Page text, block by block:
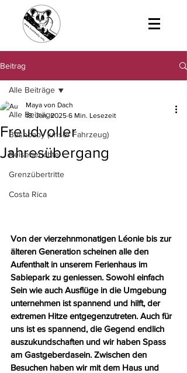
Beitrag
Alle Beiträge
Bushbaby (unser Fahrzeug)
Reiseberichte
Grenzübertritte
Costa Rica
Alle Beiträge
Freudvoller
Jahresübergang
Maya von Dach
18. Jan. 2025 6 Min. Lesezeit
Von der vierzehnmonatigen Léonie bis zur
älteren Generation scheinen alle den
Aufenthalt in unserem Ferienhaus im
Sabiepark zu geniessen. Sowohl einfach
Sein wie auch Ausflüge in die Umgebung
unternehmen ist spannend und hilft, der
extremen Hitze entgegenzutreten. Auch für
uns ist es spannend, die Gegend endlich
auszukundschaften und wir haben Spass
am Gastgeberdasein. Zwischen den
Besuchen haben wir mit dem Haus und